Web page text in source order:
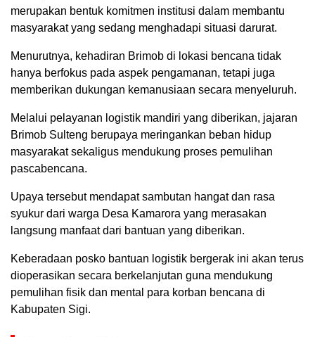
merupakan bentuk komitmen institusi dalam membantu
masyarakat yang sedang menghadapi situasi darurat.
Menurutnya, kehadiran Brimob di lokasi bencana tidak
hanya berfokus pada aspek pengamanan, tetapi juga
memberikan dukungan kemanusiaan secara menyeluruh.
Melalui pelayanan logistik mandiri yang diberikan, jajaran
Brimob Sulteng berupaya meringankan beban hidup
masyarakat sekaligus mendukung proses pemulihan
pascabencana.
Upaya tersebut mendapat sambutan hangat dan rasa
syukur dari warga Desa Kamarora yang merasakan
langsung manfaat dari bantuan yang diberikan.
Keberadaan posko bantuan logistik bergerak ini akan terus
dioperasikan secara berkelanjutan guna mendukung
pemulihan fisik dan mental para korban bencana di
Kabupaten Sigi.